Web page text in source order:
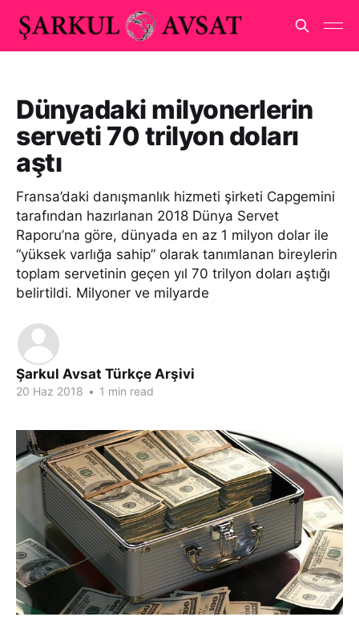
Dünyadaki milyonerlerin
serveti 70 trilyon doları
aştı
Fransa’daki danışmanlık hizmeti şirketi Capgemini
tarafından hazırlanan 2018 Dünya Servet
Raporu’na göre, dünyada en az 1 milyon dolar ile
“yüksek varlığa sahip” olarak tanımlanan bireylerin
toplam servetinin geçen yıl 70 trilyon doları aştığı
belirtildi. Milyoner ve milyarde
Şarkul Avsat Türkçe Arşivi
20 Haz 2018 • 1 min read